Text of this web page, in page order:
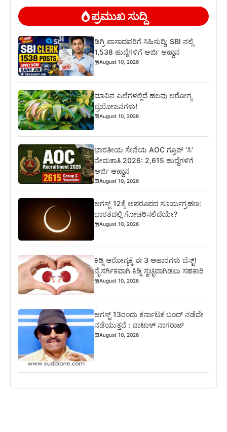
ಪ್ರಮುಖ ಸುದ್ದಿ
ಡಿಗ್ರಿ ಪಾಸಾದವರಿಗೆ ಸಿಹಿಸುದ್ದಿ; SBI ನಲ್ಲಿ
1,538 ಹುದ್ದೆಗಳಿಗೆ ಅರ್ಜಿ ಆಹ್ವಾನ
August 10, 2026
ಮಾವಿನ ಎಲೆಗಳಲ್ಲಿದೆ ಹಲವು ಆರೋಗ್ಯ
ಪ್ರಯೋಜನಗಳು!
August 10, 2026
ಭಾರತೀಯ ಸೇನೆಯ AOC ಗ್ರೂಪ್ ‘ಸಿ’
ನೇಮಕಾತಿ 2026: 2,615 ಹುದ್ದೆಗಳಿಗೆ
ಅರ್ಜಿ ಆಹ್ವಾನ
August 10, 2026
ಆಗಸ್ಟ್ 12ಕ್ಕೆ ಅಪರೂಪದ ಸೂರ್ಯಗ್ರಹಣ:
ಭಾರತದಲ್ಲಿ ಗೋಚರಿಸಲಿದೆಯೇ?
August 10, 2026
ಕಿಡ್ನಿ ಆರೋಗ್ಯಕ್ಕೆ ಈ 3 ಆಹಾರಗಳು ಬೆಸ್ಟ್‌!
ನೈಸರ್ಗಿಕವಾಗಿ ಕಿಡ್ನಿ ಸ್ವಚ್ಛವಾಗಿಡಲು ಸಹಕಾರಿ
August 10, 2026
ಆಗಸ್ಟ್ 13ರಂದು ಕರ್ನಾಟಕ ಬಂದ್ ನಡೆದೇ
ನಡೆಯುತ್ತದೆ : ವಾಟಾಳ್ ನಾಗರಾಜ್
August 10, 2026